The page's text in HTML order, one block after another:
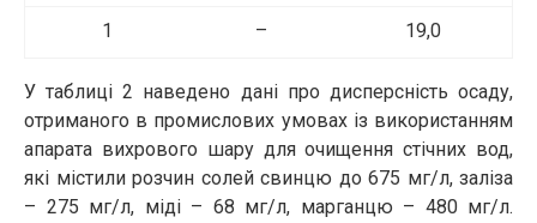
1 – 19,0
У таблиці 2 наведено дані про дисперсність осаду,
отриманого в промислових умовах із використанням
апарата вихрового шару для очищення стічних вод,
які містили розчин солей свинцю до 675 мг/л, заліза
– 275 мг/л, міді – 68 мг/л, марганцю – 480 мг/л.